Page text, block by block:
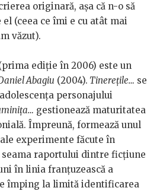
originară, așa că n-o să
(ceea ce îmi e cu atât mai
văzut).
ediție în 2006) este un
Abagiu (2004). Tinerețile… se
personajului
gestionează maturitatea
Împreună, formează unul
experimente făcute în
raportului dintre ficțiune
în linia franțuzească a
împing la limită identificarea